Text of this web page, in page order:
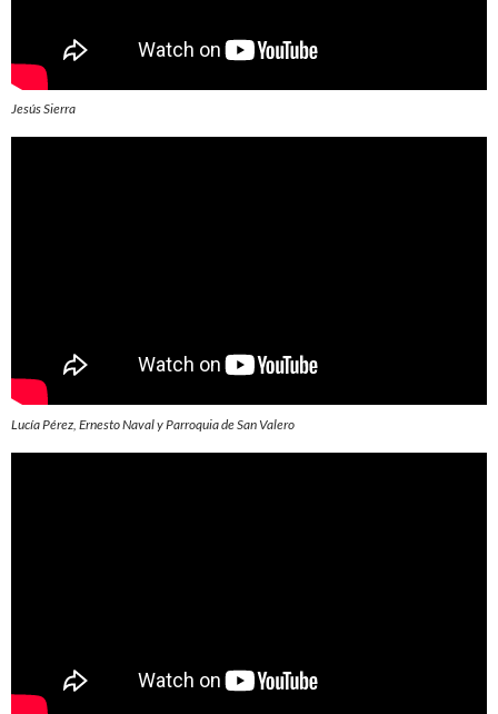
Jesús Sierra
Lucía Pérez, Ernesto Naval y Parroquia de San Valero